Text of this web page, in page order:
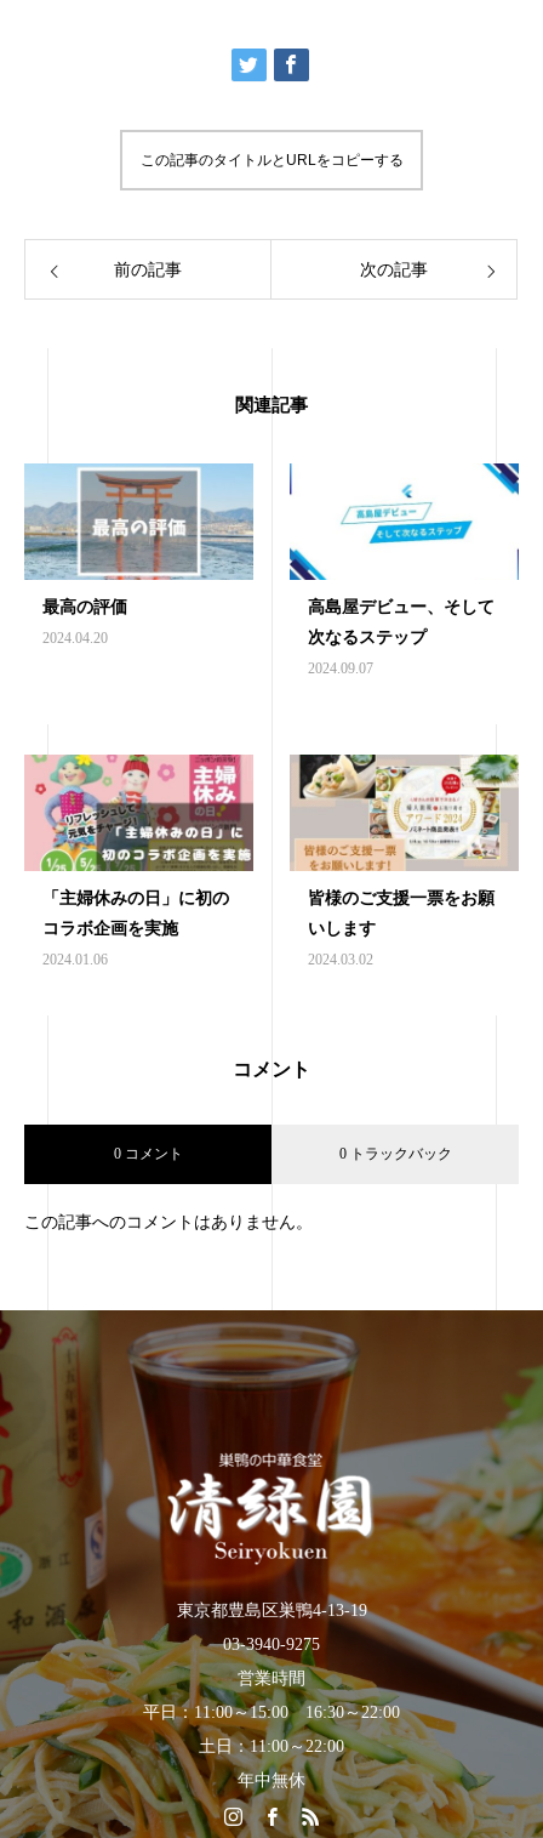
この記事のタイトルとURLをコピーする
前の記事 次の記事
関連記事
最高の評価
2024.04.20
高島屋デビュー、そして
次なるステップ
2024.09.07
「主婦休みの日」に初の
コラボ企画を実施
2024.01.06
皆様のご支援一票をお願
いします
2024.03.02
コメント
0 コメント 0 トラックバック
この記事へのコメントはありません。
東京都豊島区巣鴨4-13-19
03-3940-9275
営業時間
平日：11:00～15:00 16:30～22:00
土日：11:00～22:00
年中無休